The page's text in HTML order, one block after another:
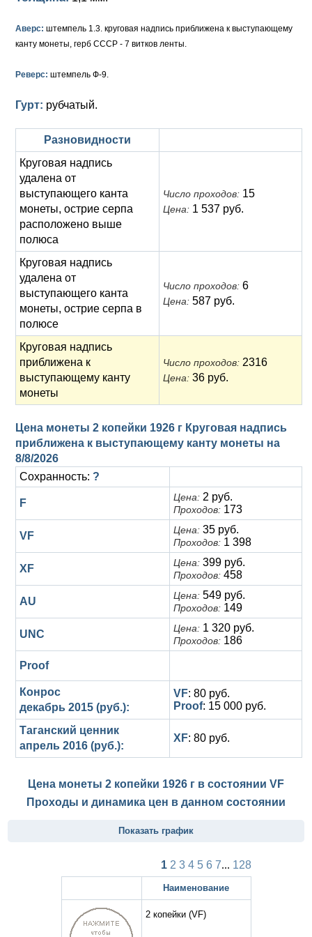
Памятные и донативные
Сибирские монеты
Для Молдавии и Валахии
Серебро
Медь
Анна Иоанновна (1730-1740)
Петр II (1727-1730)
Серебро
Медь
Для Речи Посполитой
Аверс: штемпель 1.3. круговая надпись приближена к выступающему
канту монеты, герб СССР - 7 витков ленты.
Реверс: штемпель Ф-9.
Гурт: рубчатый.
Разновидности
Круговая надпись
удалена от
выступающего канта
монеты, острие серпа
расположено выше
полюса
Число проходов: 15
Цена: 1 537 руб.
Круговая надпись
удалена от
выступающего канта
монеты, острие серпа в
полюсе
Число проходов: 6
Цена: 587 руб.
Круговая надпись
приближена к
выступающему канту
монеты
Число проходов: 2316
Цена: 36 руб.
Цена монеты 2 копейки 1926 г Круговая надпись
приближена к выступающему канту монеты на
8/8/2026
Сохранность: ?
F Цена: 2 руб.
Проходов: 173
VF Цена: 35 руб.
Проходов: 1 398
XF Цена: 399 руб.
Проходов: 458
AU Цена: 549 руб.
Проходов: 149
UNC Цена: 1 320 руб.
Проходов: 186
Proof
Конрос
декабрь 2015 (руб.):
VF: 80 руб.
Proof: 15 000 руб.
Таганский ценник
апрель 2016 (руб.):
XF: 80 руб.
Цена монеты 2 копейки 1926 г в состоянии VF
Проходы и динамика цен в данном состоянии
Показать график
1 2 3 4 5 6 7... 128
Наименование
2 копейки (VF)